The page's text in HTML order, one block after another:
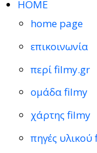
HOME
home page
επικοινωνία
περί filmy.gr
ομάδα filmy
χάρτης filmy
πηγές